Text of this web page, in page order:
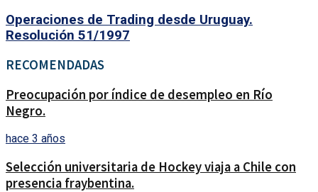
Operaciones de Trading desde Uruguay.
Resolución 51/1997
RECOMENDADAS
Preocupación por índice de desempleo en Río
Negro.
hace 3 años
Selección universitaria de Hockey viaja a Chile con
presencia fraybentina.